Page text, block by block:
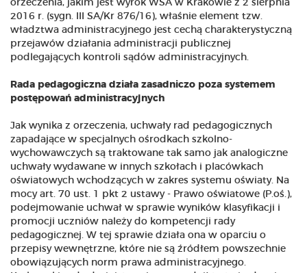
orzeczenia, jakim jest wyrok WSA w Krakowie z 2 sierpnia
2016 r. (sygn. III SA/Kr 876/16), właśnie element tzw.
władztwa administracyjnego jest cechą charakterystyczną
przejawów działania administracji publicznej
podlegających kontroli sądów administracyjnych.
Rada pedagogiczna działa zasadniczo poza systemem
postępowań administracyjnych
Jak wynika z orzeczenia, uchwały rad pedagogicznych
zapadające w specjalnych ośrodkach szkolno-
wychowawczych są traktowane tak samo jak analogiczne
uchwały wydawane w innych szkołach i placówkach
oświatowych wchodzących w zakres systemu oświaty. Na
mocy art. 70 ust. 1 pkt 2 ustawy - Prawo oświatowe (P.oś.),
podejmowanie uchwał w sprawie wyników klasyfikacji i
promocji uczniów należy do kompetencji rady
pedagogicznej. W tej sprawie działa ona w oparciu o
przepisy wewnętrzne, które nie są źródłem powszechnie
obowiązujących norm prawa administracyjnego.